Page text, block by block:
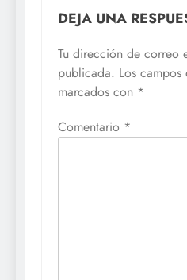
DEJA UNA
Tu dirección de correo
publicada. Los
marcados con *
Comentario *